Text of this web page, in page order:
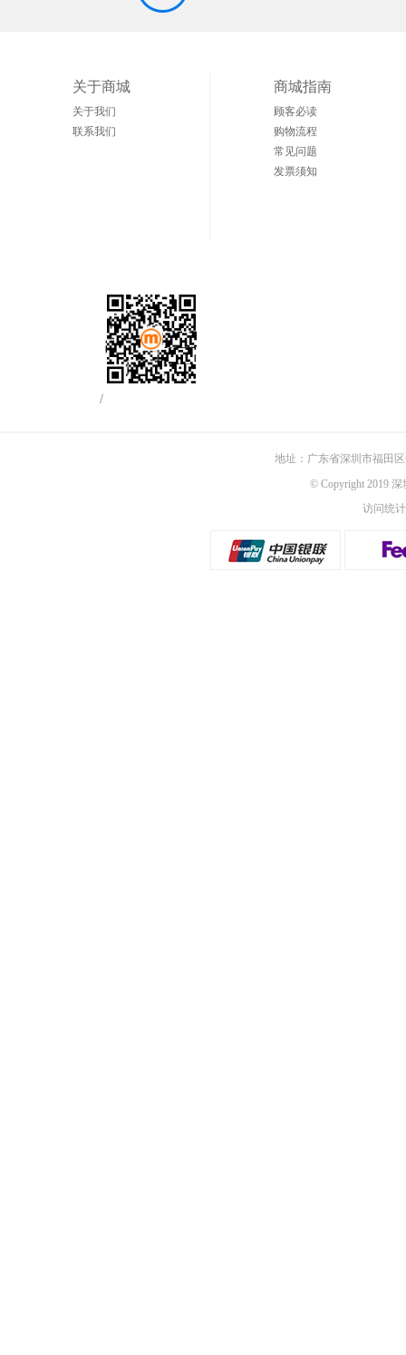
关于商城
关于我们
联系我们
商城指南
顾客必读
购物流程
常见问题
发票须知
/
地址：广东省深圳市福田
© Copyright 2019
访问统